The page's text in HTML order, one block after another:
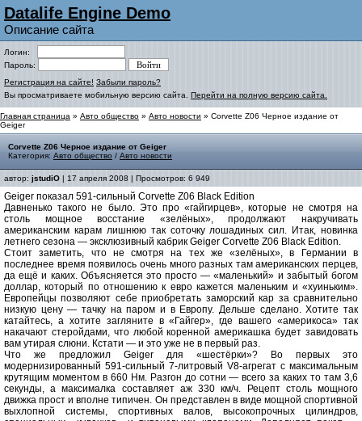
Datalife Engine Demo
Описание сайта
Логин:
Пароль:
Регистрация на сайте! Забыли пароль?
Вы просматриваете мобильную версию сайта. Перейти на полную версию сайта.
Главная страница » Авто общество » Авто новости » Corvette Z06 Черное издание от
Geiger
Corvette Z06 Черное издание от Geiger
Категория: Авто общество / Авто новости
автор: jstudiO | 17 апреля 2008 | Просмотров: 6 949
Geiger показал 591-сильный Corvette Z06 Black Edition
Давненько такого не было. Это про «гайгирцев», которые не смотря на
столь мощное восстание «зелёных», продолжают накручивать
американским карам лишнюю так соточку лошадиных сил. Итак, новинка
летнего сезона — эксклюзивный кабрик Geiger Corvette Z06 Black Edition.
Стоит заметить, что не смотря на тех же «зелёных», в Германии в
последнее время появилось очень много разных там американских перцев,
да ещё и каких. Объясняется это просто — «маленький» и забытый богом
доллар, который по отношению к евро кажется маленьким и «хуиньким».
Европейцы позволяют себе приобретать заморский кар за сравнительно
низкую цену — тачку на паром и в Европу. Дельше сделано. Хотите так
катайтесь, а хотите загляните в «Гайгер», где вашего «америкоса» так
накачают стеройдами, что любой коренной америкашка будет завидовать
вам утирая слюни. Кстати — и это уже не в первый раз.
Что же предложил Geiger для «шестёрки»? Во первых это
модернизированный 591-сильный 7-литровый V8-агрегат с максимальным
крутящим моментом в 660 Нм. Разгон до сотни — всего за каких то там 3,6
секунды, а максималка составляет аж 330 км/ч. Рецепт столь мощного
движка прост и вполне типичен. Он представлен в виде мощной спортивной
выхлопной системы, спортивных валов, высокопрочных цилиндров,